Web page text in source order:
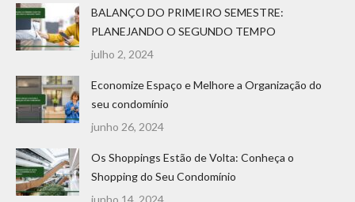
BALANÇO DO PRIMEIRO SEMESTRE:
PLANEJANDO O SEGUNDO TEMPO
julho 2, 2024
Economize Espaço e Melhore a Organização do
seu condomínio
junho 26, 2024
Os Shoppings Estão de Volta: Conheça o
Shopping do Seu Condomínio